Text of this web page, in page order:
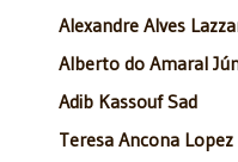
Alexandre Alves
Alberto do Amaral
Adib Kassouf Sad
Teresa Ancona Lopez